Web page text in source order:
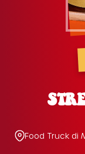
Food Truck di